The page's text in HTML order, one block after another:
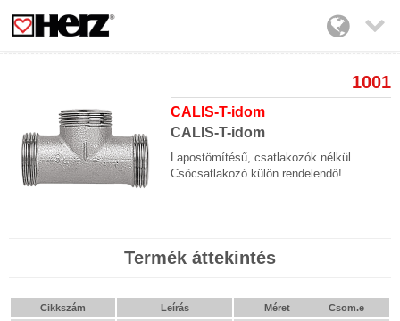

1001
CALIS-T-idom
CALIS-T-idom
Lapostömítésű, csatlakozók nélkül.
Csőcsatlakozó külön rendelendő!
Termék áttekintés
Cikkszám Leírás Méret
Csom.e